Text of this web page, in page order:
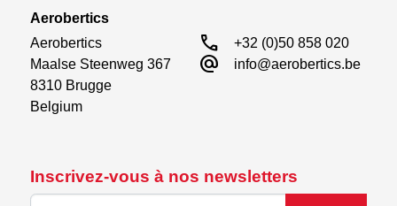
Inscrivez-vous à nos newsletters
Aerobertics
Aerobertics
Maalse Steenweg 367
8310 Brugge
Belgium
call +32 (0)50 858 020
alternate_email info@aerobertics.be